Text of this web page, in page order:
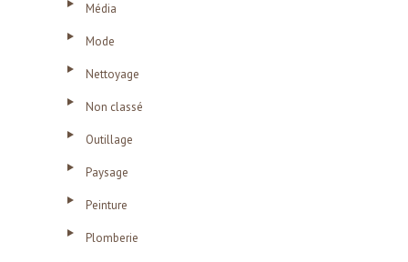
Média
Mode
Nettoyage
Non classé
Outillage
Paysage
Peinture
Plomberie